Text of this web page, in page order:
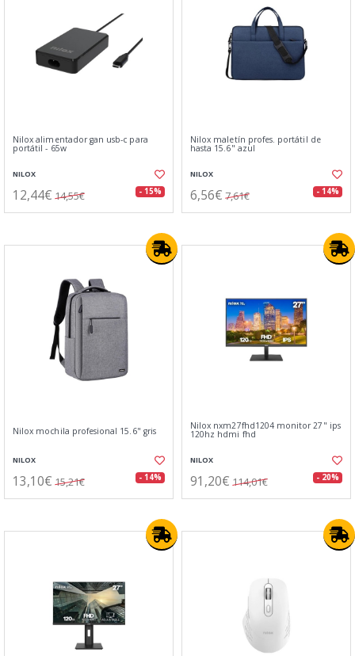
Nilox alimentador gan usb-c para
portátil - 65w
NILOX
12,44€ 14,55€ - 15%
Nilox maletín profes. portátil de
hasta 15.6" azul
NILOX
6,56€ 7,61€ - 14%
Nilox mochila profesional 15.6" gris
NILOX
13,10€ 15,21€ - 14%
Nilox nxm27fhd1204 monitor 27" ips
120hz hdmi fhd
NILOX
91,20€ 114,01€ - 20%